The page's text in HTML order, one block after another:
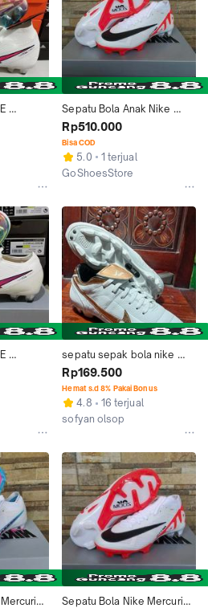
Sepatu Bola Anak Nike
Mercurial vapor15 Elite Putih
Oren White Fg
Rp510.000
Bisa COD
5.0
1 terjual
GoShoesStore
ELITE
FG
sepatu sepak bola nike
putih full kulit asli
Rp169.500
Hemat s.d 8% Pakai Bonus
4.8
16 terjual
sofyan olsop
Sepatu Bola Nike Mercurial